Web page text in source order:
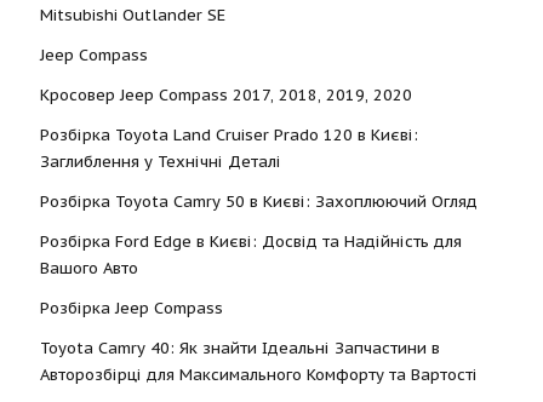
Mitsubishi Outlander SE
Jeep Compass
Кросовер Jeep Compass 2017, 2018, 2019, 2020
Розбірка Toyota Land Cruiser Prado 120 в Києві:
Заглиблення у Технічні Деталі
Розбірка Toyota Camry 50 в Києві: Захоплюючий Огляд
Розбірка Ford Edge в Києві: Досвід та Надійність для
Вашого Авто
Розбірка Jeep Compass
Toyota Camry 40: Як знайти Ідеальні Запчастини в
Авторозбірці для Максимального Комфорту та Вартості